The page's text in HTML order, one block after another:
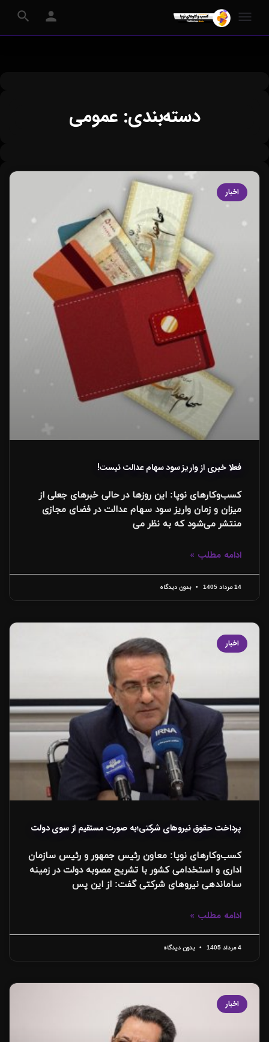
دسته‌بندی: عمومی
اخبار
فعلا خبری از واریز سود سهام عدالت نیست!
کسب‌وکارهای نوپا: این روزها در حالی خبرهای جعلی از
میزان و زمان واریز سود سهام عدالت در فضای مجازی
منتشر می‌شود که به نظر می
ادامه مطلب »
14 مرداد 1405 بدون دیدگاه
اخبار
پرداخت حقوق نیروهای شرکتی؛به صورت مستقیم از سوی دولت
کسب‌وکارهای نوپا: معاون رئیس جمهور و رئیس سازمان
اداری و استخدامی کشور با تشریح مصوبه دولت در زمینه
ساماندهی نیروهای شرکتی گفت: از این پس
ادامه مطلب »
4 مرداد 1405 بدون دیدگاه
اخبار